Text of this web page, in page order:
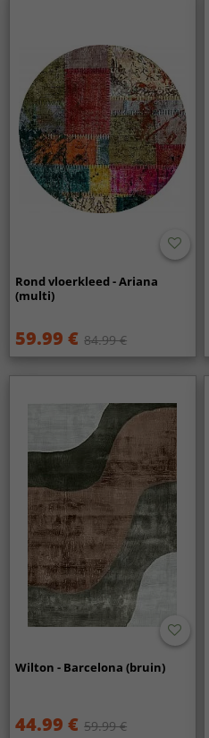
Rond vloerkleed - Ariana
(multi)
59.99 € 84.99 €
Wilton - Barcelona (bruin)
44.99 € 59.99 €